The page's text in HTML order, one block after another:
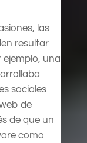
las
resultar
ejemplo, una
sociales
de
de que un
como